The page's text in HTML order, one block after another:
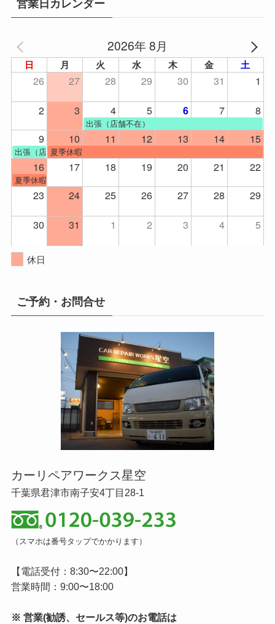
営業日カレンダー
2026年 8月
日 月 火 水 木 金 土
26 27 28 29 30 31
1
2
3 4 5 6 7 8
出張（店舗不在）
9 10 11 12 13 14 15
出張（店舗不在）
夏季休暇
16 17 18 19 20 21 22
夏季休暇
23 24 25 26 27 28
29
30
31 1 2 3 4 5
休日
ご予約・お問合せ
カーリペアワークス星空
千葉県君津市南子安4丁目28-1
（スマホは番号タップでかかります）
【電話受付：8:30〜22:00】
営業時間：9:00〜18:00
※ 営業(勧誘、セールス等)のお電話は